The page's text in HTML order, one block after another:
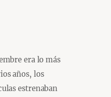
era lo más
años, los
estrenaban